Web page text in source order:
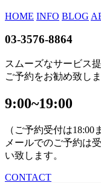
HOME INFO BLOG
03-3576-8864
スムーズなサービス
ご予約をお勧め致しま
9:00~19:00
（ご予約受付は18:00
メールでのご予約は
い致します。
CONTACT